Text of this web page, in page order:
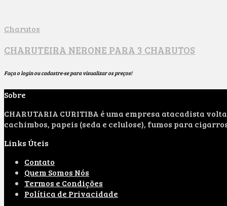
Charutos
CHARUTEIRA NERONE PARA 3 CHARUTOS
Faça o login ou cadastre-se para visualizar os preços!
Sobre
CHARUTARIA CURITIBA é uma empresa atacadista
cachimbos, papeis (seda e celulose), fumos para
Links Úteis
Contato
Quem Somos Nós
Termos e Condições
Política de Privacidade